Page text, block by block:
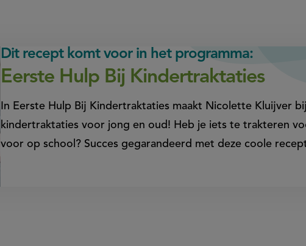
Dit recept komt voor in het programma:
Eerste Hulp Bij Kindertraktaties
In Eerste Hulp Bij Kindertraktaties maakt Nicolette Kluijver
kindertraktaties voor jong en oud! Heb je iets te trakteren
voor op school? Succes gegarandeerd met deze coole